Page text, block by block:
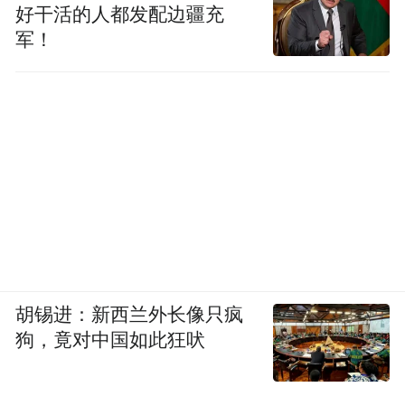
好干活的人都发配边疆充
军！
胡锡进：新西兰外长像只疯
狗，竟对中国如此狂吠